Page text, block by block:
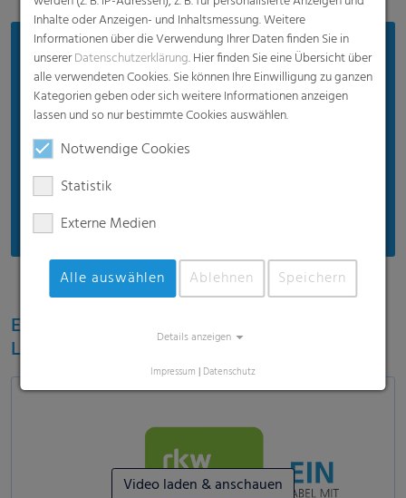
Vorteile
Bewährte Produktqualität
Schützt Silos und Silage
Effizienter Preis
Erfahren Sie mehr über das RKW ECORE
Label für nachhaltige Folienlösungen
Video laden & anschauen
Inhalte oder Anzeigen- und Inhaltsmessung. Weitere
Informationen über die Verwendung Ihrer Daten finden Sie in
unsererDatenschutzerklärung. Hier finden Sie eine Übersicht über
alle verwendeten Cookies. Sie können Ihre Einwilligung zu ganzen
Kategorien geben oder sich weitere Informationen anzeigen
lassen und so nur bestimmte Cookies auswählen.
Notwendige Cookies
Statistik
Externe Medien
Alle auswählen Ablehnen Speichern
Details anzeigen
Impressum | Datenschutz